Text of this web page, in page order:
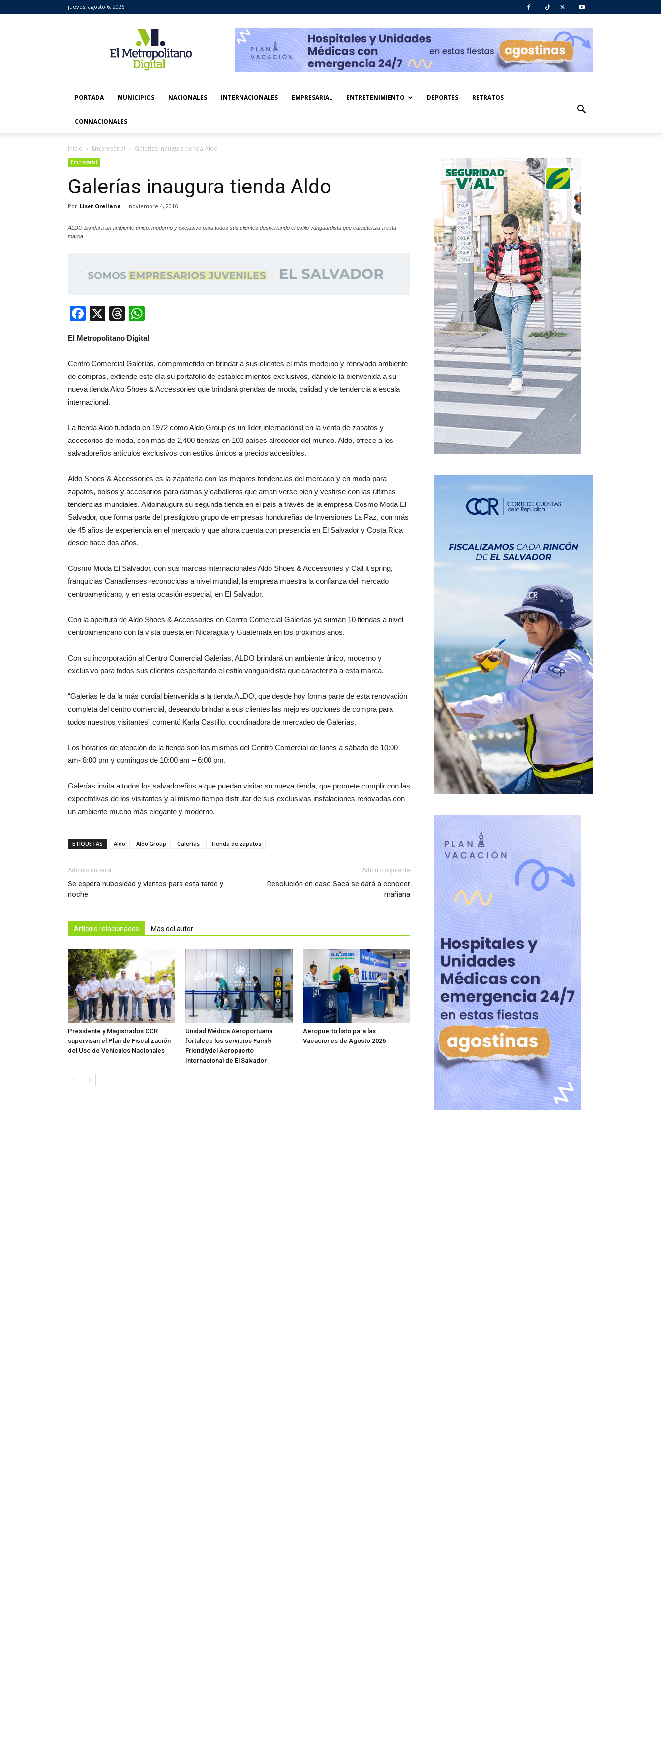
jueves, agosto 6, 2026
Metropolitano
Digital
PORTADA MUNICIPIOS NACIONALES INTERNACIONALES EMPRESARIAL ENTRETENIMIENTO DEPORTES RETRATOS
CONNACIONALES
Inicio Empresarial Galerías inaugura tienda Aldo
Empresarial
Galerías inaugura tienda Aldo
Por Liset Orellana - noviembre 4, 2016
ALDO brindará un ambiente único, moderno y exclusivo para todos sus clientes despertando el estilo vanguardista que caracteriza a esta
marca.
Facebook
X Threads
El Metropolitano Digital
Centro Comercial Galerías, comprometido en brindar a sus clientes el más moderno y renovado ambiente
de compras, extiende este día su portafolio de establecimientos exclusivos, dándole la bienvenida a su
nueva tienda Aldo Shoes & Accessories que brindará prendas de moda, calidad y de tendencia a escala
internacional.
La tienda Aldo fundada en 1972 como Aldo Group es un líder internacional en la venta de zapatos y
accesorios de moda, con más de 2,400 tiendas en 100 países alrededor del mundo. Aldo, ofrece a los
salvadoreños artículos exclusivos con estilos únicos a precios accesibles.
Aldo Shoes & Accessories es la zapatería con las mejores tendencias del mercado y en moda para
zapatos, bolsos y accesorios para damas y caballeros que aman verse bien y vestirse con las últimas
tendencias mundiales. Aldoinaugura su segunda tienda en el país a través de la empresa Cosmo Moda El
Salvador, que forma parte del prestigioso grupo de empresas hondureñas de Inversiones La Paz, con más
de 45 años de experiencia en el mercado y que ahora cuenta con presencia en El Salvador y Costa Rica
desde hace dos años.
Cosmo Moda El Salvador, con sus marcas internacionales Aldo Shoes & Accessories y Call it spring,
franquicias Canadienses reconocidas a nivel mundial, la empresa muestra la confianza del mercado
centroamericano, y en esta ocasión especial, en El Salvador.
Con la apertura de Aldo Shoes & Accessories en Centro Comercial Galerías ya suman 10 tiendas a nivel
centroamericano con la vista puesta en Nicaragua y Guatemala en los próximos años.
Con su incorporación al Centro Comercial Galerias, ALDO brindará un ambiente único, moderno y
exclusivo para todos sus clientes despertando el estilo vanguardista que caracteriza a esta marca.
“Galerías le da la más cordial bienvenida a la tienda ALDO, que desde hoy forma parte de esta renovación
completa del centro comercial, deseando brindar a sus clientes las mejores opciones de compra para
todos nuestros visitantes” comentó Karla Castillo, coordinadora de mercadeo de Galerías.
Los horarios de atención de la tienda son los mismos del Centro Comercial de lunes a sábado de 10:00
am- 8:00 pm y domingos de 10:00 am – 6:00 pm.
Galerías invita a todos los salvadoreños a que puedan visitar su nueva tienda, que promete cumplir con las
expectativas de los visitantes y al mismo tiempo disfrutar de sus exclusivas instalaciones renovadas con
un ambiente mucho más elegante y moderno.
ETIQUETAS Aldo Aldo Group Galerías Tienda de zapatos
Artículo anterior
Se espera nubosidad y vientos para esta tarde y
noche
Artículo siguiente
Resolución en caso Saca se dará a conocer
mañana
Artículo relacionados Más del autor
Presidente y Magistrados CCR
supervisan el Plan de Fiscalización
del Uso de Vehículos Nacionales
Unidad Médica Aeroportuaria
fortalece los servicios Family
Friendlydel Aeropuerto
Internacional de El Salvador
Aeropuerto listo para las
Vacaciones de Agosto 2026